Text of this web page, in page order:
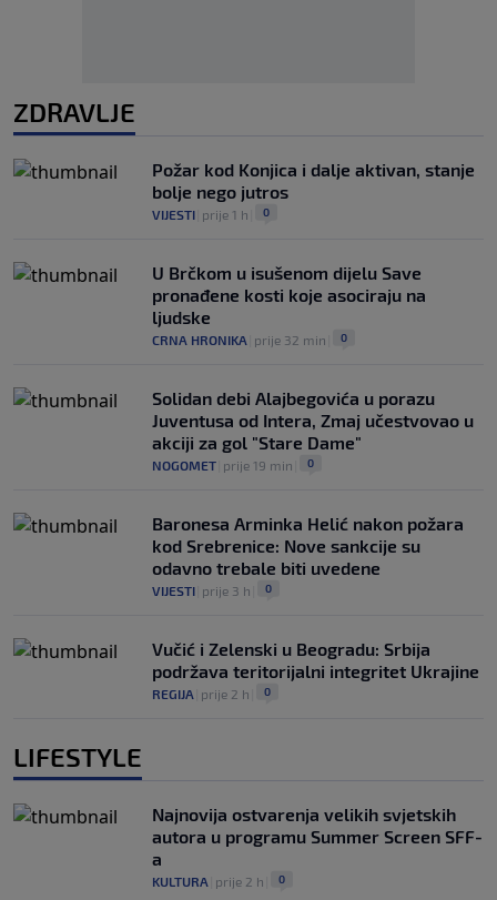
ZDRAVLJE
Požar kod Konjica i dalje aktivan, stanje
bolje nego jutros
VIJESTI prije 1 h 0
U Brčkom u isušenom dijelu Save
pronađene kosti koje asociraju na
ljudske
CRNA HRONIKA prije 32 min 0
Solidan debi Alajbegovića u porazu
Juventusa od Intera, Zmaj učestvovao u
akciji za gol "Stare Dame"
NOGOMET prije 19 min 0
Baronesa Arminka Helić nakon požara
kod Srebrenice: Nove sankcije su
odavno trebale biti uvedene
VIJESTI prije 3 h 0
Vučić i Zelenski u Beogradu: Srbija
podržava teritorijalni integritet Ukrajine
REGIJA prije 2 h 0
LIFESTYLE
Najnovija ostvarenja velikih svjetskih
autora u programu Summer Screen SFF-
a
KULTURA prije 2 h 0